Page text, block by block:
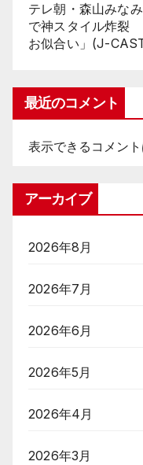
テレ朝・森山みな
で神スタイル炸裂
お似合い」(J-
最近のコメント
表示できるコメント
アーカイブ
2026年8月
2026年7月
2026年6月
2026年5月
2026年4月
2026年3月